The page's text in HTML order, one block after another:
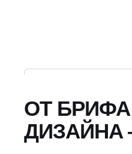
ОТ
ДИЗАЙНА